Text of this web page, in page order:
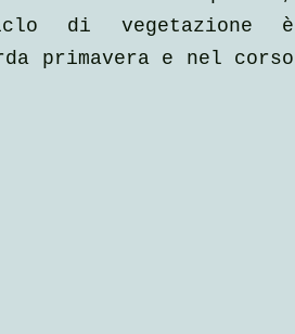
di vegetazione è
primavera e nel corso